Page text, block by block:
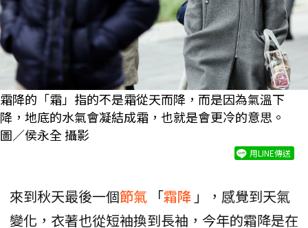
霜降的「霜」指的不是霜從天而降，而是因為氣溫下
降，地底的水氣會凝結成霜，也就是會更冷的意思。
圖／侯永全 攝影
用LINE傳送
來到秋天最後一個節氣 「霜降 」，感覺到天氣
變化，衣著也從短袖換到長袖，今年的霜降是在